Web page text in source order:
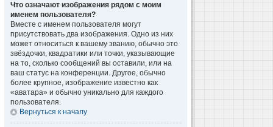
Что означают изображения рядом с моим
именем пользователя?
Вместе с именем пользователя могут
присутствовать два изображения. Одно из них
может относиться к вашему званию, обычно это
звёздочки, квадратики или точки, указывающие
на то, сколько сообщений вы оставили, или на
ваш статус на конференции. Другое, обычно
более крупное, изображение известно как
«аватара» и обычно уникально для каждого
пользователя.
Вернуться к началу